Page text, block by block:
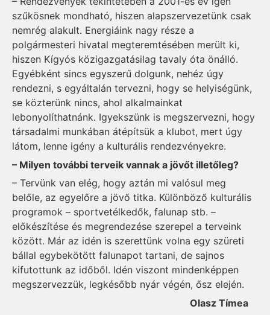
szűkösnek mondható, hiszen alapszervezetünk csak
nemrég alakult. Energiáink nagy része a
polgármesteri hivatal megteremtésében merült ki,
hiszen Kígyós közigazgatásilag tavaly óta önálló.
Egyébként sincs egyszerű dolgunk, nehéz úgy
rendezni, s egyáltalán tervezni, hogy se helyiségünk,
se közterünk nincs, ahol alkalmainkat
lebonyolíthatnánk. Igyekszünk is megszervezni, hogy
társadalmi munkában átépítsük a klubot, mert úgy
látom, lenne igény a kulturális rendezvényekre.
– Milyen további terveik vannak a jövőt illetőleg?
– Tervünk van elég, hogy aztán mi valósul meg
belőle, az egyelőre a jövő titka. Különböző kulturális
programok – sportvetélkedők, falunap stb. –
előkészítése és megrendezése szerepel a terveink
között. Már az idén is szerettünk volna egy szüreti
bállal egybekötött falunapot tartani, de sajnos
kifutottunk az időből. Idén viszont mindenképpen
megszervezzük, legkésőbb nyár végén, ősz elején.
Olasz Tímea